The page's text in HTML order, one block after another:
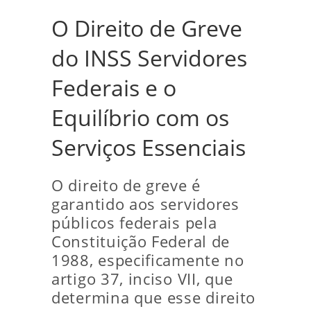
O Direito de Greve
do INSS Servidores
Federais e o
Equilíbrio com os
Serviços Essenciais
O direito de greve é
garantido aos servidores
públicos federais pela
Constituição Federal de
1988, especificamente no
artigo 37, inciso VII, que
determina que esse direito